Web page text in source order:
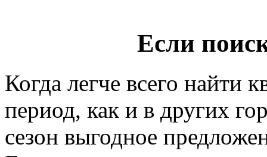
Если
Когда легче всего найти
период, как и в других
сезон выгодное